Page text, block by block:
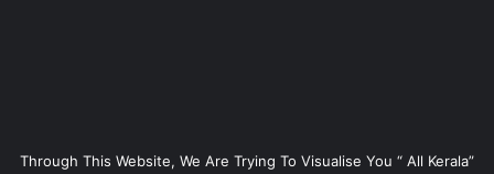
Through This Website, We Are Trying To Visualise You “ All Kerala”